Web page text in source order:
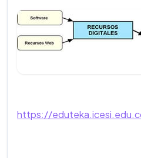
https://